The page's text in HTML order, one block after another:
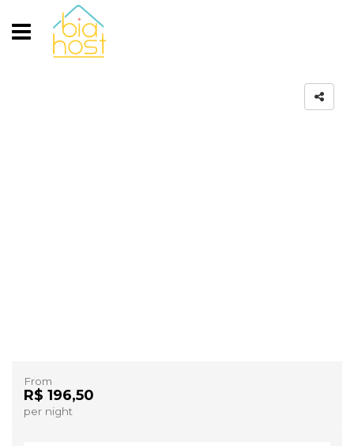
From
R$ 196,50
per night